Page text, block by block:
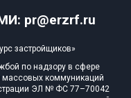
pr@erzrf.ru
застройщиков»
по надзору в сфере
массовых коммуникаций
ЭЛ № ФС 77–70042